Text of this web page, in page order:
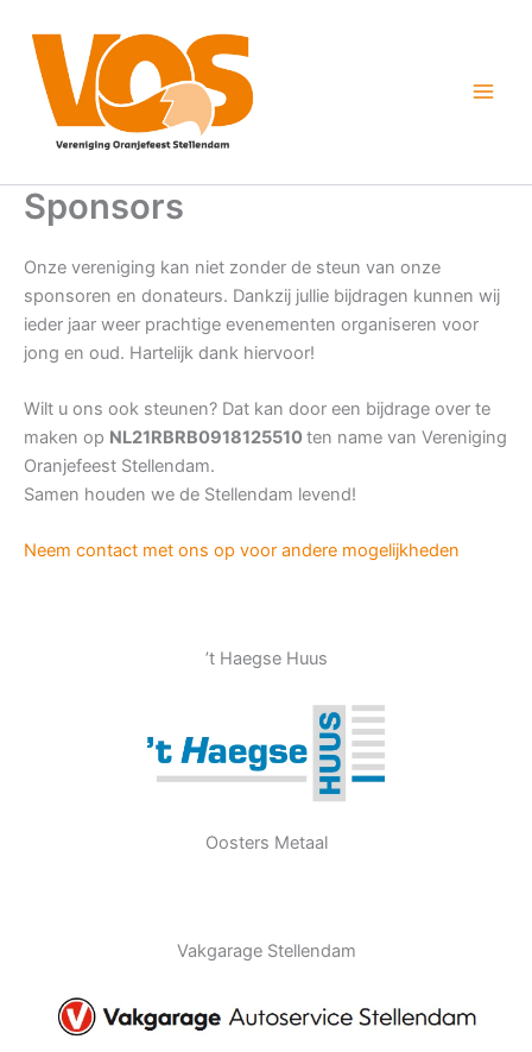
naar
inhoud
Sponsors
Onze vereniging kan niet zonder de steun van onze
sponsoren en donateurs. Dankzij jullie bijdragen kunnen wij
ieder jaar weer prachtige evenementen organiseren voor
jong en oud. Hartelijk dank hiervoor!
Wilt u ons ook steunen? Dat kan door een bijdrage over te
maken op NL21RBRB0918125510ten name van Vereniging
Oranjefeest Stellendam.
Samen houden we de Stellendam levend!
Neem contact met ons op voor andere mogelijkheden
’t Haegse Huus
Oosters Metaal
Vakgarage Stellendam